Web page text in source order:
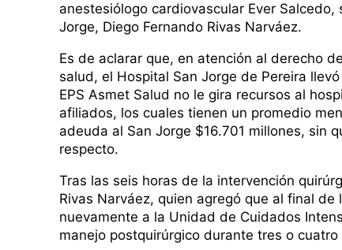
anestesiólogo cardiovascular Ever
Jorge, Diego Fernando Rivas Narváez.
Es de aclarar que, en atención al derecho
salud, el Hospital San Jorge de Pereira
EPS Asmet Salud no le gira recursos al
afiliados, los cuales tienen un promedio
adeuda al San Jorge $16.701 millones, sin
respecto.
Tras las seis horas de la intervención
Rivas Narváez, quien agregó que al final
nuevamente a la Unidad de Cuidados
manejo postquirúrgico durante tres o